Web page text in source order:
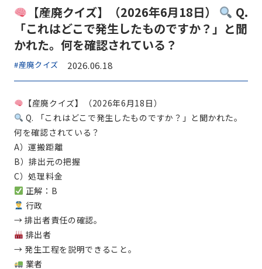
【産廃クイズ】（2026年6月18日）
Q.
「これはどこで発生したものですか？」と聞
かれた。何を確認されている？
#産廃クイズ 2026.06.18
【産廃クイズ】（2026年6月18日）
Q. 「これはどこで発生したものですか？」と聞かれた。
何を確認されている？
A）運搬距離
B）排出元の把握
C）処理料金
正解：B
行政
→ 排出者責任の確認。
排出者
→ 発生工程を説明できること。
業者